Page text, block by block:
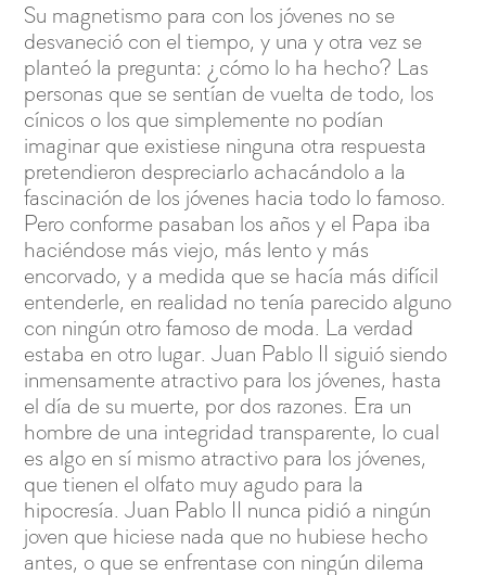
Su magnetismo para con los jóvenes no se
desvaneció con el tiempo, y una y otra vez se
planteó la pregunta: ¿cómo lo ha hecho? Las
personas que se sentían de vuelta de todo, los
cínicos o los que simplemente no podían
imaginar que existiese ninguna otra respuesta
pretendieron despreciarlo achacándolo a la
fascinación de los jóvenes hacia todo lo famoso.
Pero conforme pasaban los años y el Papa iba
haciéndose más viejo, más lento y más
encorvado, y a medida que se hacía más difícil
entenderle, en realidad no tenía parecido alguno
con ningún otro famoso de moda. La verdad
estaba en otro lugar. Juan Pablo II siguió siendo
inmensamente atractivo para los jóvenes, hasta
el día de su muerte, por dos razones. Era un
hombre de una integridad transparente, lo cual
es algo en sí mismo atractivo para los jóvenes,
que tienen el olfato muy agudo para la
hipocresía. Juan Pablo II nunca pidió a ningún
joven que hiciese nada que no hubiese hecho
antes, o que se enfrentase con ningún dilema